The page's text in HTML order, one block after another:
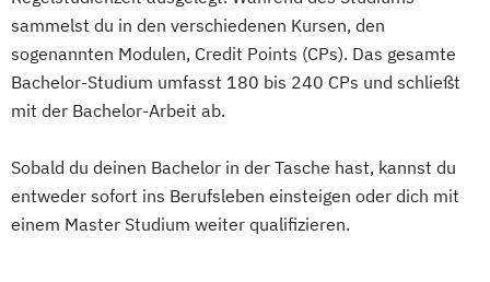
Management
Business Administration (DE/EN)
Business Intelligence
Coaching und Supervision
Computer Science (DE/EN) Controlling
Customer Centricity
Embedded Systems Engineering
Studienrichtung im Masterstudiengang
Electronic Engineering
Energie-
Energy Technologies
Engineering and Production Management
Ergotherapie
sammelst du in den verschiedenen Kursen, den
sogenannten Modulen, Credit Points (CPs). Das gesamte
Bachelor-Studium umfasst 180 bis 240 CPs und schließt
mit der Bachelor-Arbeit ab.
Sobald du deinen Bachelor in der Tasche hast, kannst du
entweder sofort ins Berufsleben einsteigen oder dich mit
einem Master Studium weiter qualifizieren.